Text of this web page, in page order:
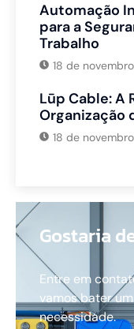
Automação
para a
Trabalho
18 de
Lūp Cable: A
Organização
18 de
Gostaria
Entre em
vamos bater
necessidade.